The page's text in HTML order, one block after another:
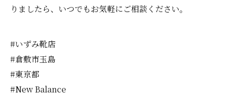
りましたら、いつでもお気軽にご相談ください。
#いずみ靴店
#倉敷市玉島
#東京都
#New Balance